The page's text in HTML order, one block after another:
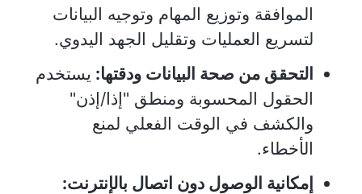
الموافقة وتوزيع المهام وتوجيه البيانات
لتسريع العمليات وتقليل الجهد اليدوي.
التحقق من صحة البيانات ودقتها: يستخدم
الحقول المحسوبة ومنطق "إذا/إذن"
والكشف في الوقت الفعلي لمنع
الأخطاء.
إمكانية الوصول دون اتصال بالإنترنت: